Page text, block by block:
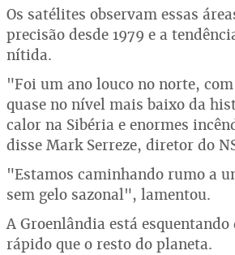
Os satélites observam essas
precisão desde 1979 e a
nítida.
"Foi um ano louco no norte,
quase no nível mais baixo da
calor na Sibéria e enormes
disse Mark Serreze, diretor do
"Estamos caminhando rumo a
sem gelo sazonal", lamentou.
A Groenlândia está esquentando
rápido que o resto do planeta.